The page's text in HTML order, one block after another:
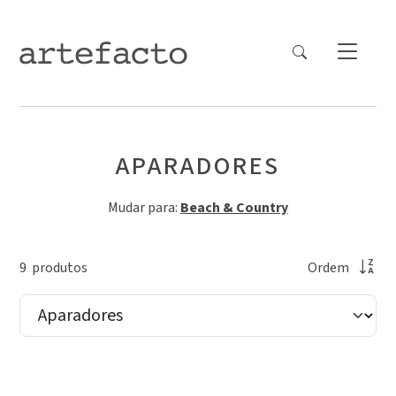
APARADORES
Mudar para: Beach & Country
9 produtos Ordem